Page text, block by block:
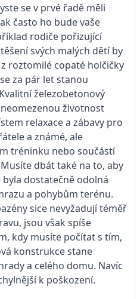
se v prvé řadě měli
často ho bude vaše
rodiče pořizující
svých malých dětí by
roztomilé copaté holčičky
za pár let stanou
železobetonový
životnost
relaxace a zábavy pro
a známé, ale
tréninku nebo součástí
dbát také na to, aby
dostatečně odolná
a pohybům terénu.
sice nevyžadují té­měř
jsou však spíše
kdy musíte počítat s tím,
kon­strukce stane
a celého domu. Navíc
k poškození.